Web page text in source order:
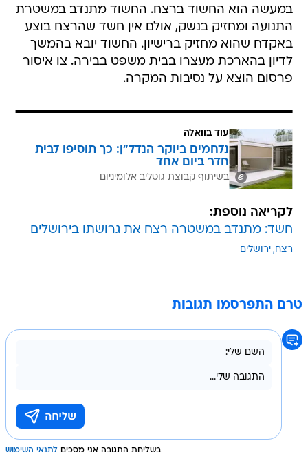
במעשה הוא החשוד ברצח. החשוד מתנדב במשטרת
התנועה ומחזיק בנשק, אולם אין חשד שהרצח בוצע
באקדח שהוא מחזיק ברישיון. החשוד יובא בהמשך
לדיון בהארכת מעצרו בבית משפט בבירה. צו איסור
פרסום הוצא על נסיבות המקרה.
עוד בוואלה
נלחמים ביוקר הנדל"ן: כך תוסיפו לבית
חדר ביום אחד
בשיתוף קבוצת גוטליב אלומיניום
לקריאה נוספת:
חשד: מתנדב במשטרה רצח את גרושתו בירושלים
רצח ירושלים
טרם התפרסמו תגובות